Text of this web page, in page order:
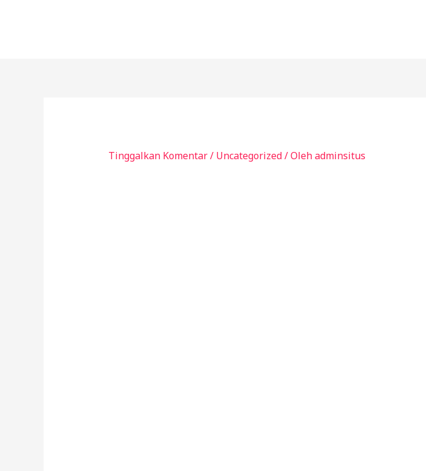
Tinggalkan Komentar/ Uncategorized/ Olehadminsitus